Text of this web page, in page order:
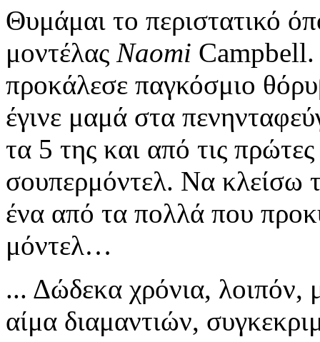
Θυμάμαι το περιστατικό
μοντέλας Naomi Campbell
προκάλεσε παγκόσμιο
έγινε μαμά στα
τα 5 της και από τις
σουπερμόντελ. Να κλείσω
ένα από τα πολλά που
μόντελ…
... Δώδεκα χρόνια,
αίμα διαμαντιών,